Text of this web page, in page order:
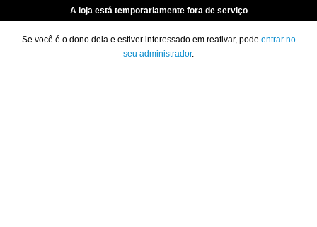
A loja está temporariamente fora de serviço
Se você é o dono dela e estiver interessado em reativar, pode entrar no
seu administrador.